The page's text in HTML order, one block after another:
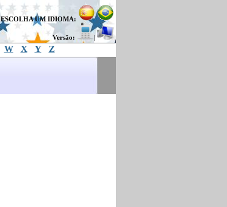
ESCOLHA UM IDIOMA:
Versão: |
W X Y Z